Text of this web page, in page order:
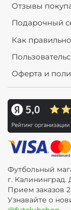
Отзывы
Подарочный
Как
Оферта и
Футбольный
г. Калининград.
Прием заказов
Узнавайте о